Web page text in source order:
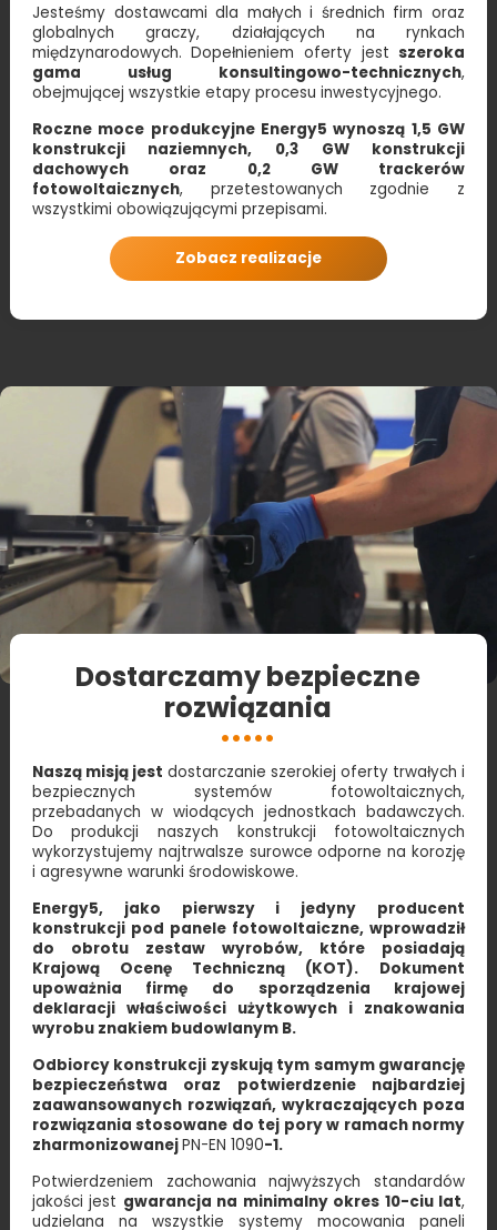
Jesteśmy dostawcami dla małych i średnich firm oraz
globalnych graczy, działających na rynkach
międzynarodowych. Dopełnieniem oferty jestszeroka
gama usług konsultingowo-technicznych,
obejmującej wszystkie etapy procesu inwestycyjnego.
Roczne moce produkcyjne Energy5 wynoszą 1,5 GW
konstrukcji naziemnych, 0,3 GW konstrukcji
dachowych oraz 0,2 GW trackerów
fotowoltaicznych, przetestowanych zgodnie z
wszystkimi obowiązującymi przepisami.
Zobacz realizacje
Dostarczamy bezpieczne
rozwiązania
Naszą misją jest dostarczanie szerokiej oferty trwałych i
bezpiecznych systemów fotowoltaicznych,
przebadanych w wiodących jednostkach badawczych.
Do produkcji naszych konstrukcji fotowoltaicznych
wykorzystujemy najtrwalsze surowce odporne na korozję
i agresywne warunki środowiskowe.
Energy5, jako pierwszy i jedyny producent
konstrukcji pod panele fotowoltaiczne, wprowadził
do obrotu zestaw wyrobów, które posiadają
Krajową Ocenę Techniczną (KOT).
Dokument
upoważnia firmę do sporządzenia krajowej
deklaracji właściwości użytkowych i znakowania
wyrobu znakiem budowlanym B.
Odbiorcy konstrukcji zyskują tym samym gwarancję
bezpieczeństwa oraz potwierdzenie najbardziej
zaawansowanych rozwiązań, wykraczających poza
rozwiązania stosowane do tej pory w ramach normy
zharmonizowanejPN-EN 1090-1.
Potwierdzeniem zachowania najwyższych standardów
jakości jest gwarancja na minimalny okres 10-ciu lat,
udzielana na wszystkie systemy mocowania paneli